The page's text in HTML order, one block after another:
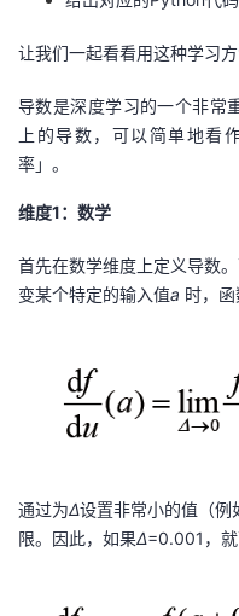
让我们一起看看用这种学习
导数是深度学习的一个非常
上的导数，可以简单地看
率」。
维度1：数学
首先在数学维度上定义导数
变某个特定的输入值a 时，函
通过为Δ设置非常小的值（
限。因此，如果Δ=0.001，就